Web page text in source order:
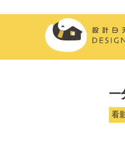
一
看